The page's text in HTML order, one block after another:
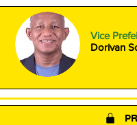
Vice
Dorivan